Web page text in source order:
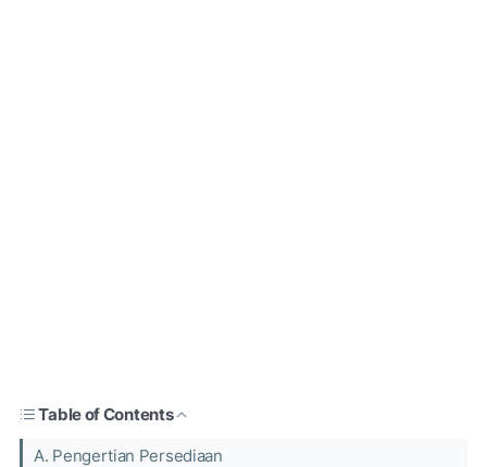
Table of Contents
A. Pengertian Persediaan